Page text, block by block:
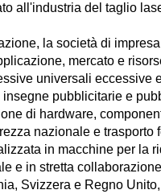
all'industria del taglio
la società di
mercato e
universali eccessive
pubblicitarie e
di hardware,
nazionale e trasporto
in macchine per la
e in stretta
Svizzera e Regno